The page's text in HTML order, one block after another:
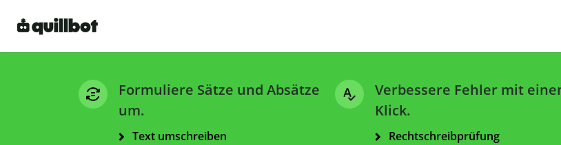
Formuliere Sätze und Absätze
um.
Text umschreiben
Verbessere Fehler mit
Klick.
Rechtschreibprüfung